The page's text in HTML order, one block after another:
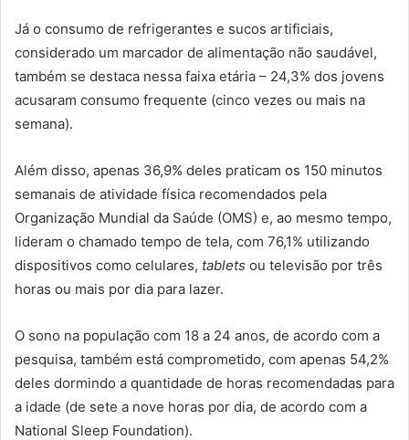
Já o consumo de refrigerantes e sucos artificiais,
considerado um marcador de alimentação não saudável,
também se destaca nessa faixa etária – 24,3% dos jovens
acusaram consumo frequente (cinco vezes ou mais na
semana).
Além disso, apenas 36,9% deles praticam os 150 minutos
semanais de atividade física recomendados pela
Organização Mundial da Saúde (OMS) e, ao mesmo tempo,
lideram o chamado tempo de tela, com 76,1% utilizando
dispositivos como celulares, tablets ou televisão por três
horas ou mais por dia para lazer.
O sono na população com 18 a 24 anos, de acordo com a
pesquisa, também está comprometido, com apenas 54,2%
deles dormindo a quantidade de horas recomendadas para
a idade (de sete a nove horas por dia, de acordo com a
National Sleep Foundation).